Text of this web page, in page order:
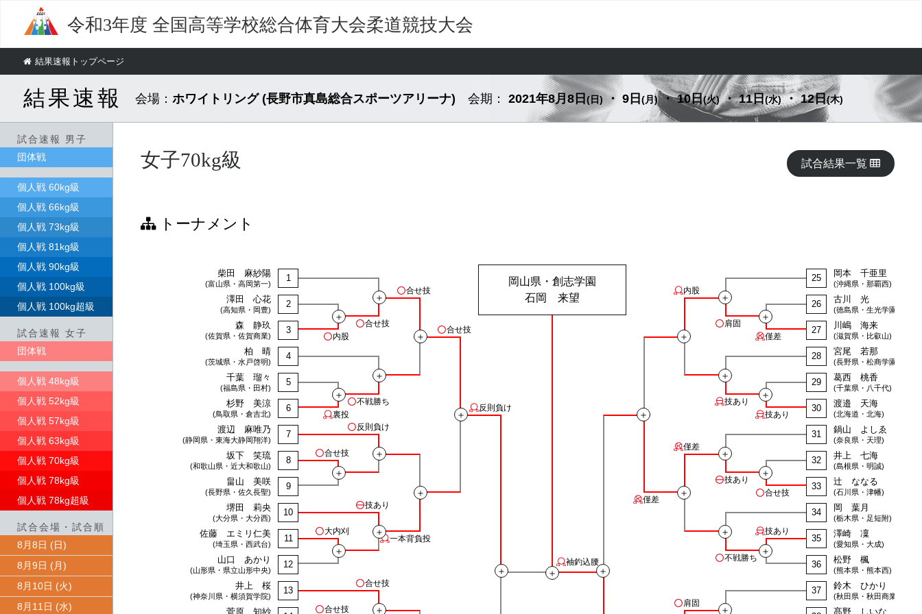
令和3年度 全国高等学校総合体育大会柔道競技大会
結果速報トップページ
結果速報 会場： ホワイトリング (長野市真島総合スポーツアリーナ) 会期： 2021年8月8日 (日)・ 9日 (月)・ 10日(火)・ 11日(水)・ 12日(木)
試合速報 男子
団体戦
個人戦 60kg級
個人戦 66kg級
個人戦 73kg級
個人戦 81kg級
個人戦 90kg級
個人戦 100kg級
個人戦 100kg超級
試合速報 女子
団体戦
個人戦 48kg級
個人戦 52kg級
個人戦 57kg級
個人戦 63kg級
個人戦 70kg級
個人戦 78kg級
個人戦 78kg超級
試合会場・試合順
8月8日 (日)
8月9日 (月)
8月10日 (火)
8月11日 (水)
女子70kg級 試合結果一覧
トーナメント
1
柴田 麻紗陽
(富山県・高岡第一)
2
澤田 心花
(高知県・岡豊)
3
森 静玖
(佐賀県・佐賀商業)
4
柏 晴
(茨城県・水戸啓明)
5
千葉 瑠々
(福島県・田村)
6
杉野 美涼
(鳥取県・倉吉北)
7
渡辺 麻唯乃
(静岡県・東海大静岡翔洋)
8
坂下 笑琉
(和歌山県・近大和歌山)
9
畠山 美咲
(長野県・佐久長聖)
10
堺田 莉央
(大分県・大分西)
11
佐藤 エミリ仁美
(埼玉県・西武台)
12
山口 あかり
(山形県・県立山形中央)
13
井上 桜
(神奈川県・横須賀学院)
菅原 知紗
内股
＋
裏投
＋
合せ技
＋
大内刈
＋
合せ技
合せ技
＋
不戦勝ち
＋
反則負け
＋
技あり
＋
合せ技
＋
合せ技
＋
一本背負投
＋
合せ技
＋
反則負け
＋
25 岡本 千亜里
(沖縄県・那覇西)
26 古川 光
(徳島県・生光学園)
27 川嶋 海来
(滋賀県・比叡山)
28 宮尾 若那
(長野県・松商学園)
29 葛西 桃香
(千葉県・八千代)
30 渡邉 天海
(北海道・北海)
31 鍋山 よしゑ
(奈良県・天理)
32 井上 七海
(島根県・明誠)
33 辻 ななる
(石川県・津幡)
34 岡 葉月
(栃木県・足短附)
35 澤崎 凜
(愛知県・大成)
36 松野 楓
(熊本県・熊本西)
37 鈴木 ひかり
(秋田県・秋田商業)
髙野 しいな
僅差
＋
技あり
＋
合せ技
＋
技あり
＋
肩固
＋
技あり
＋
技あり
＋
不戦勝ち
＋
＋
内股
＋
僅差
＋
肩固
僅差
＋
＋
袖釣込腰
＋
岡山県・創志学園
石岡 来望